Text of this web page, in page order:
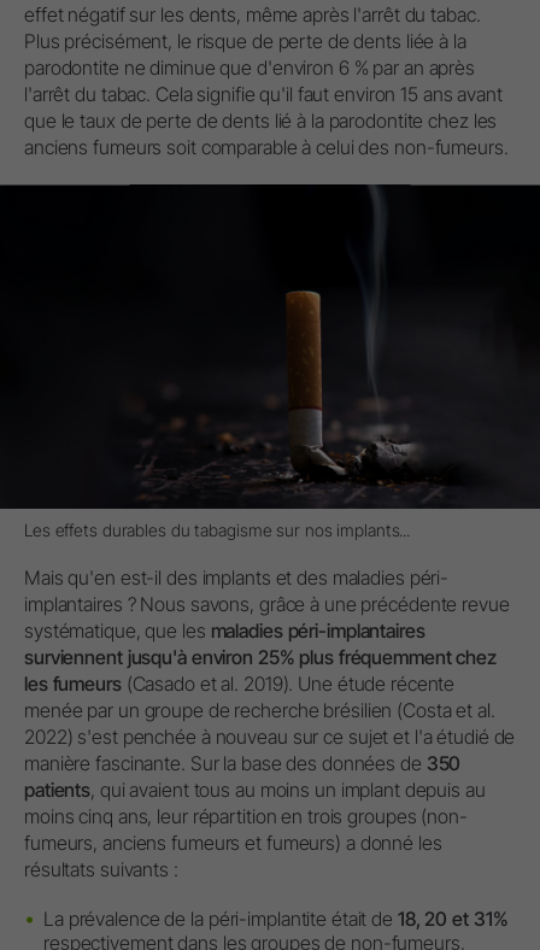
effet négatif sur les dents, même après l'arrêt du tabac.
Plus précisément, le risque de perte de dents liée à la
parodontite ne diminue que d'environ 6 % par an après
l'arrêt du tabac. Cela signifie qu'il faut environ 15 ans avant
que le taux de perte de dents lié à la parodontite chez les
anciens fumeurs soit comparable à celui des non-fumeurs.
Les effets durables du tabagisme sur nos implants...
Mais qu'en est-il des implants et des maladies péri-
implantaires ? Nous savons, grâce à une précédente revue
systématique, que les maladies péri-implantaires
surviennent jusqu'à environ 25% plus fréquemment chez
les fumeurs(Casado et al. 2019). Une étude récente
menée par un groupe de recherche brésilien (Costa et al.
2022) s'est penchée à nouveau sur ce sujet et l'a étudié de
manière fascinante. Sur la base des données de 350
patients, qui avaient tous au moins un implant depuis au
moins cinq ans, leur répartition en trois groupes (non-
fumeurs, anciens fumeurs et fumeurs) a donné les
résultats suivants :
La prévalence de la péri-implantite était de 18, 20 et 31%
respectivement dans les groupes de non-fumeurs,